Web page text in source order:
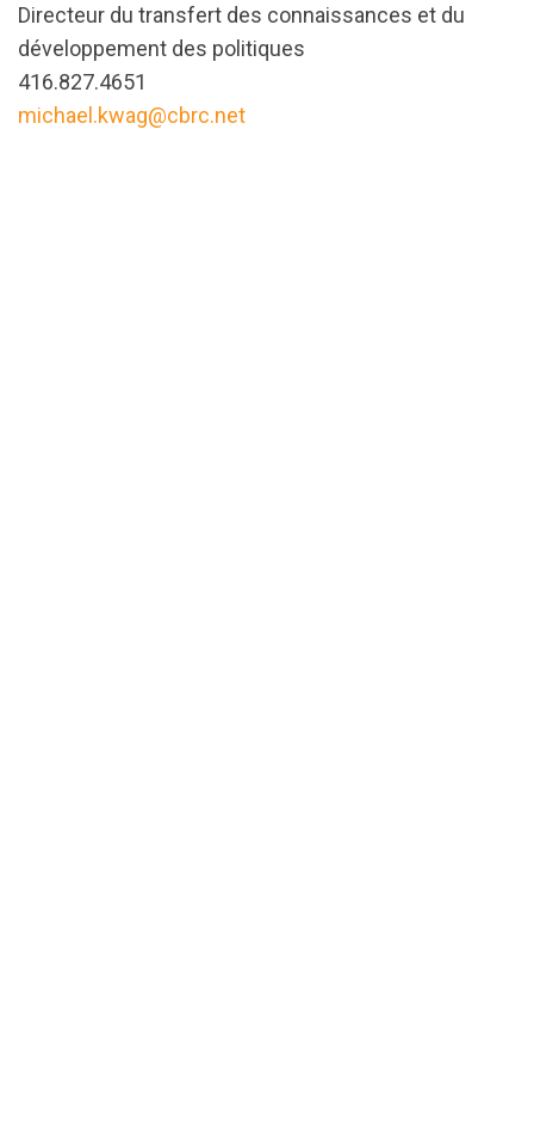
Directeur du transfert des connaissances et du
développement des politiques
416.827.4651
michael.kwag@cbrc.net